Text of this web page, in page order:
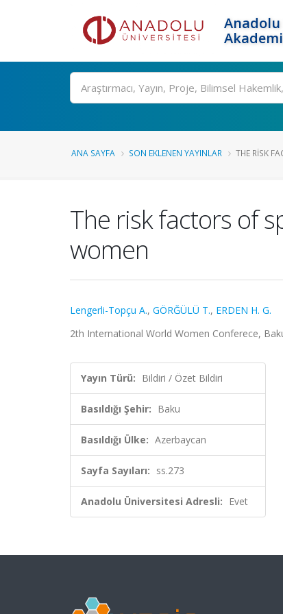
Ara
ANA SAYFA SON EKLENEN YAYINLAR THE RISK
The risk factors of
women
Lengerli-Topçu A., GÖRĞÜLÜ T., ERDEN H. G.
2th International World Women Conferece,
Yayın Türü: Bildiri / Özet Bildiri
Basıldığı Şehir: Baku
Basıldığı Ülke: Azerbaycan
Sayfa Sayıları: ss.273
Anadolu Üniversitesi Adresli: Evet